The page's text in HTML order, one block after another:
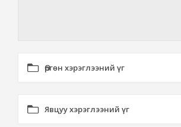
Өргөн хэрэглээний үг
Явцуу хэрэглээний үг